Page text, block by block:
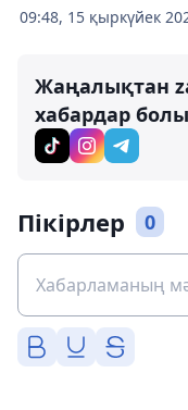
09:48, 15 қыркүйек
Жаңалықтан
хабардар
Пікірлер 0